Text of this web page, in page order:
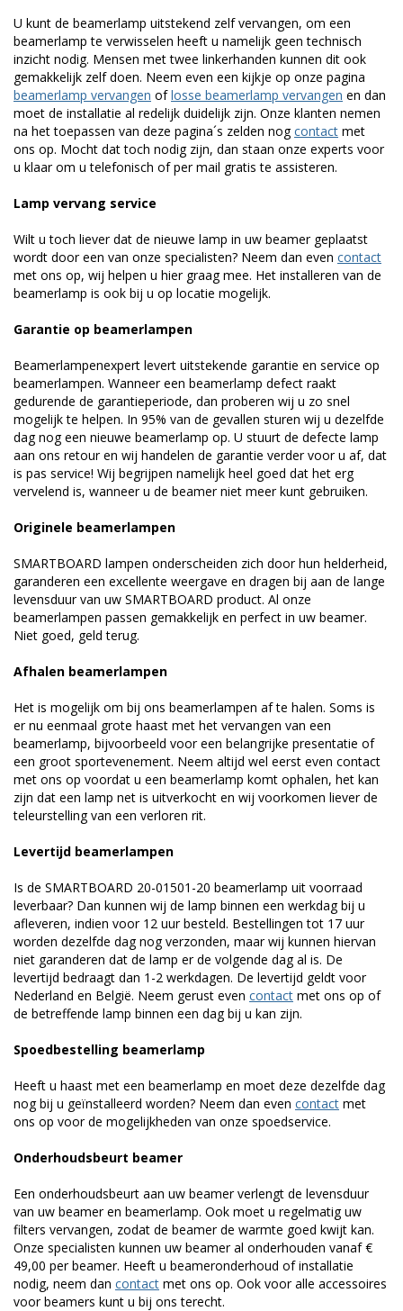
U kunt de beamerlamp uitstekend zelf vervangen, om een
beamerlamp te verwisselen heeft u namelijk geen technisch
inzicht nodig. Mensen met twee linkerhanden kunnen dit ook
gemakkelijk zelf doen. Neem even een kijkje op onze pagina
beamerlamp vervangen oflosse beamerlamp vervangen en dan
moet de installatie al redelijk duidelijk zijn. Onze klanten nemen
na het toepassen van deze pagina´s zelden nogcontact met
ons op. Mocht dat toch nodig zijn, dan staan onze experts voor
u klaar om u telefonisch of per mail gratis te assisteren.
Lamp vervang service
Wilt u toch liever dat de nieuwe lamp in uw beamer geplaatst
wordt door een van onze specialisten? Neem dan even contact
met ons op, wij helpen u hier graag mee. Het installeren van de
beamerlamp is ook bij u op locatie mogelijk.
Garantie op beamerlampen
Beamerlampenexpert levert uitstekende garantie en service op
beamerlampen. Wanneer een beamerlamp defect raakt
gedurende de garantieperiode, dan proberen wij u zo snel
mogelijk te helpen. In 95% van de gevallen sturen wij u dezelfde
dag nog een nieuwe beamerlamp op. U stuurt de defecte lamp
aan ons retour en wij handelen de garantie verder voor u af, dat
is pas service! Wij begrijpen namelijk heel goed dat het erg
vervelend is, wanneer u de beamer niet meer kunt gebruiken.
Originele beamerlampen
SMARTBOARD lampen onderscheiden zich door hun helderheid,
garanderen een excellente weergave en dragen bij aan de lange
levensduur van uw SMARTBOARD product. Al onze
beamerlampen passen gemakkelijk en perfect in uw beamer.
Niet goed, geld terug.
Afhalen beamerlampen
Het is mogelijk om bij ons beamerlampen af te halen. Soms is
er nu eenmaal grote haast met het vervangen van een
beamerlamp, bijvoorbeeld voor een belangrijke presentatie of
een groot sportevenement. Neem altijd wel eerst even contact
met ons op voordat u een beamerlamp komt ophalen, het kan
zijn dat een lamp net is uitverkocht en wij voorkomen liever de
teleurstelling van een verloren rit.
Levertijd beamerlampen
Is de SMARTBOARD 20-01501-20 beamerlamp uit voorraad
leverbaar? Dan kunnen wij de lamp binnen een werkdag bij u
afleveren, indien voor 12 uur besteld. Bestellingen tot 17 uur
worden dezelfde dag nog verzonden, maar wij kunnen hiervan
niet garanderen dat de lamp er de volgende dag al is. De
levertijd bedraagt dan 1-2 werkdagen. De levertijd geldt voor
Nederland en België. Neem gerust even contact met ons op of
de betreffende lamp binnen een dag bij u kan zijn.
Spoedbestelling beamerlamp
Heeft u haast met een beamerlamp en moet deze dezelfde dag
nog bij u geïnstalleerd worden? Neem dan even contact met
ons op voor de mogelijkheden van onze spoedservice.
Onderhoudsbeurt beamer
Een onderhoudsbeurt aan uw beamer verlengt de levensduur
van uw beamer en beamerlamp. Ook moet u regelmatig uw
filters vervangen, zodat de beamer de warmte goed kwijt kan.
Onze specialisten kunnen uw beamer al onderhouden vanaf €
49,00 per beamer. Heeft u beameronderhoud of installatie
nodig, neem dan contact met ons op. Ook voor alle accessoires
voor beamers kunt u bij ons terecht.